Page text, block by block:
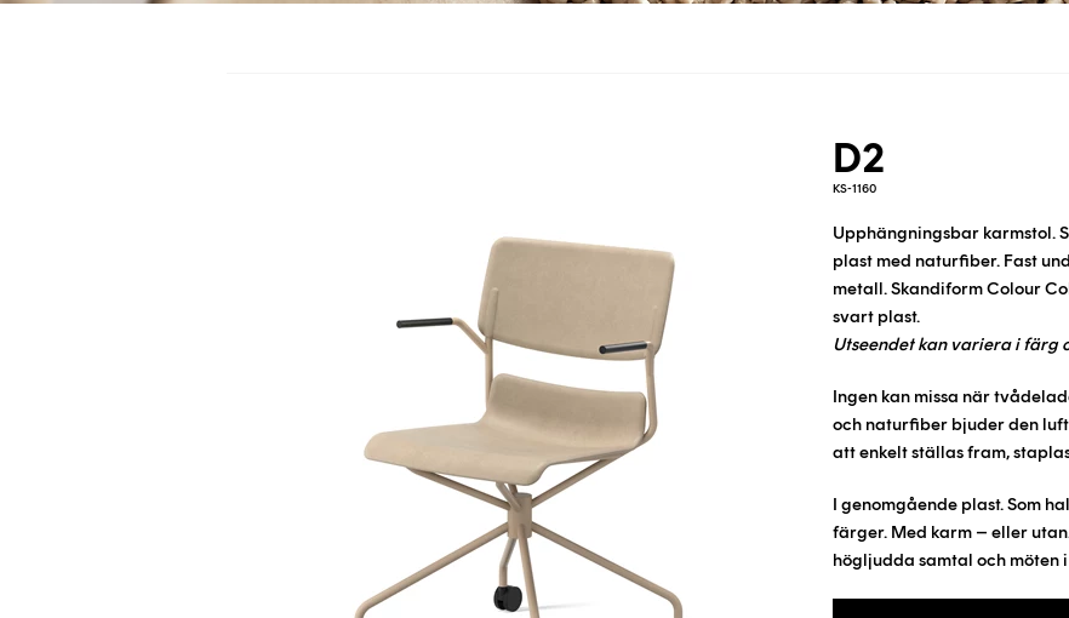
D2
KS-1160
Upphängningsbar karmstol.
plast med naturfiber. Fast
metall.Skandiform Colour
svart plast.
Utseendet kan variera i färg
Ingen kan missa när
och naturfiber bjuder den
att enkelt ställas fram,
I genomgående plast. Som
färger. Med karm – eller
högljudda samtal och möten